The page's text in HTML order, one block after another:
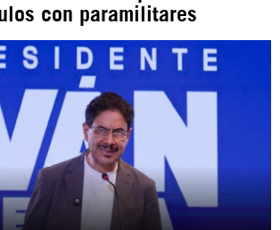
https://urmedium.com/c/hispantv
Instagram como: hispan_tv
con paramilitares